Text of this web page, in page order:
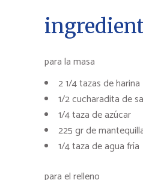
para la masa
2 1/4 tazas de harina
1/2 cucharadita de
1/4 taza de azúcar
225 gr de
1/4 taza de agua fría
para el relleno